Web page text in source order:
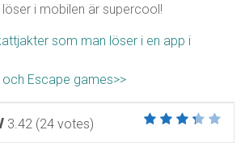
i mobilen är supercool!
som man löser i en app i
Escape games>>
3.42 (24 votes)